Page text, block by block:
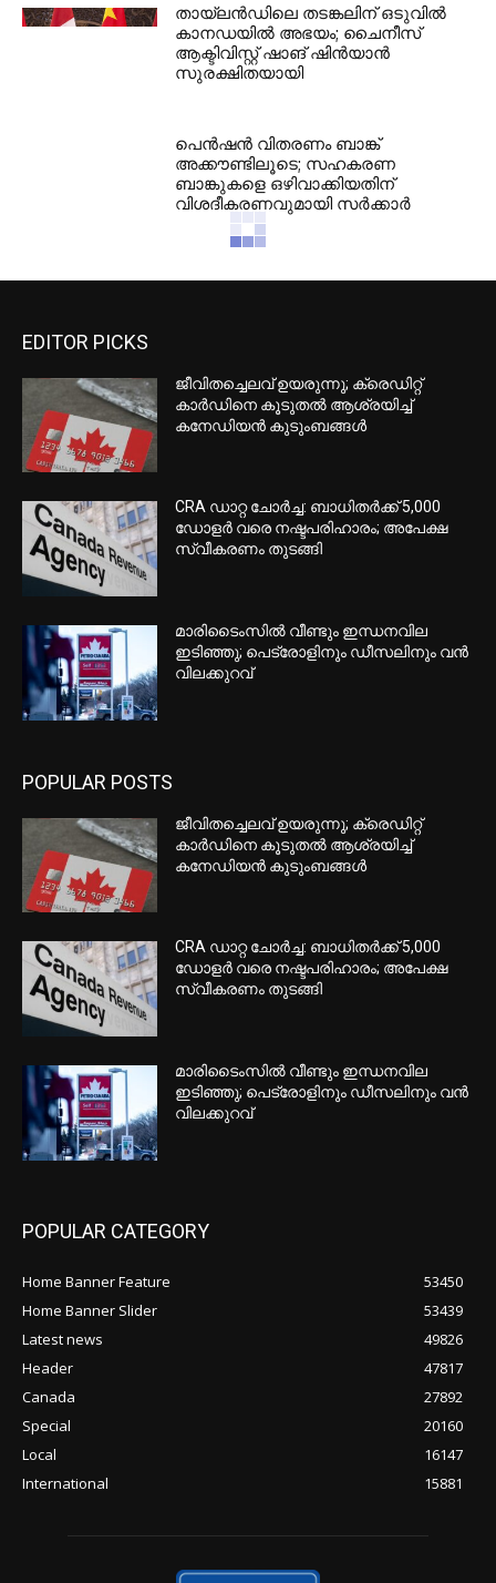
തായ്‌ലൻഡിലെ തടങ്കലിന് ഒടുവിൽ
കാനഡയിൽ അഭയം; ചൈനീസ്
ആക്ടിവിസ്റ്റ് ഷാങ് ഷിൻയാൻ
സുരക്ഷിതയായി
പെൻഷൻ വിതരണം ബാങ്ക്
അക്കൗണ്ടിലൂടെ; സഹകരണ
ബാങ്കുകളെ ഒഴിവാക്കിയതിന്
വിശദീകരണവുമായി സർക്കാർ
EDITOR PICKS
ജീവിതച്ചെലവ് ഉയരുന്നു; ക്രെഡിറ്റ്
കാർഡിനെ കൂടുതൽ ആശ്രയിച്ച്
കനേഡിയൻ കുടുംബങ്ങൾ
CRA ഡാറ്റ ചോർച്ച: ബാധിതർക്ക് 5,000
ഡോളർ വരെ നഷ്ടപരിഹാരം; അപേക്ഷ
സ്വീകരണം തുടങ്ങി
മാരിടൈംസിൽ വീണ്ടും ഇന്ധനവില
ഇടിഞ്ഞു; പെട്രോളിനും ഡീസലിനും വൻ
വിലക്കുറവ്
POPULAR POSTS
ജീവിതച്ചെലവ് ഉയരുന്നു; ക്രെഡിറ്റ്
കാർഡിനെ കൂടുതൽ ആശ്രയിച്ച്
കനേഡിയൻ കുടുംബങ്ങൾ
CRA ഡാറ്റ ചോർച്ച: ബാധിതർക്ക് 5,000
ഡോളർ വരെ നഷ്ടപരിഹാരം; അപേക്ഷ
സ്വീകരണം തുടങ്ങി
മാരിടൈംസിൽ വീണ്ടും ഇന്ധനവില
ഇടിഞ്ഞു; പെട്രോളിനും ഡീസലിനും വൻ
വിലക്കുറവ്
POPULAR CATEGORY
Home Banner Feature
53450
Home Banner Slider
53439
Latest news
49826
Header
47817
Canada
27892
Special
20160
Local
16147
International
15881